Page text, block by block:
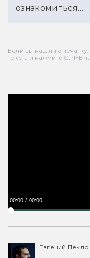
ознакомиться…
Если вы нашли
текста и нажмите
00:00 00:00
Евгений Пекло